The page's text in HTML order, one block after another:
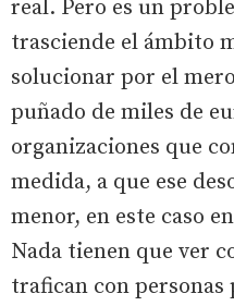
real. Pero es un
trasciende el ámbito
solucionar por el
puñado de miles de
organizaciones que
medida, a que ese
menor, en este caso
Nada tienen que ver
trafican con personas